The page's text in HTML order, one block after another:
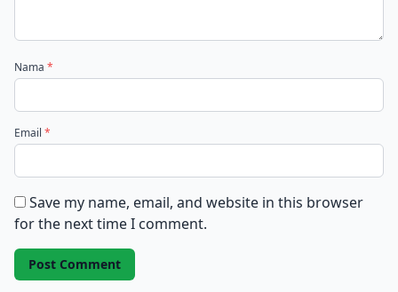
Nama *
Email *
Save my name, email, and website in this browser
for the next time I comment.